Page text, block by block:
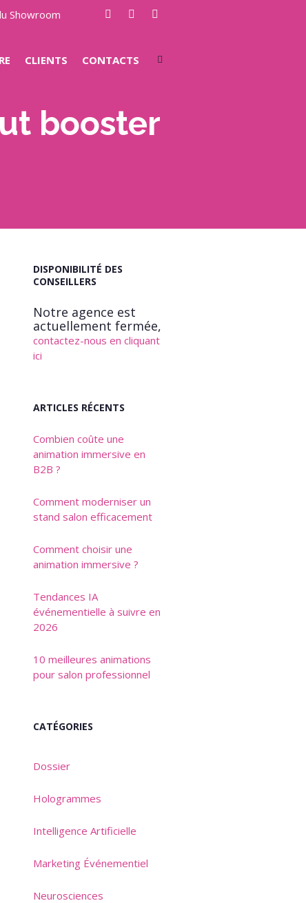
Showroom
CLIENTS CONTACTS
booster
DISPONIBILITÉ DES
CONSEILLERS
Notre agence est
actuellement fermée,
contactez-nous en cliquant
ici
ARTICLES RÉCENTS
Combien coûte une
animation immersive en
B2B ?
Comment moderniser un
stand salon efficacement
Comment choisir une
animation immersive ?
Tendances IA
événementielle à suivre en
2026
10 meilleures animations
pour salon professionnel
CATÉGORIES
Dossier
Hologrammes
Intelligence Artificielle
Marketing Événementiel
Neurosciences